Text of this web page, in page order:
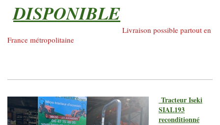
DISPONIBLE
Livraison possible partout en
France métropolitaine
Tracteur Iseki
SIAL193
reconditionné